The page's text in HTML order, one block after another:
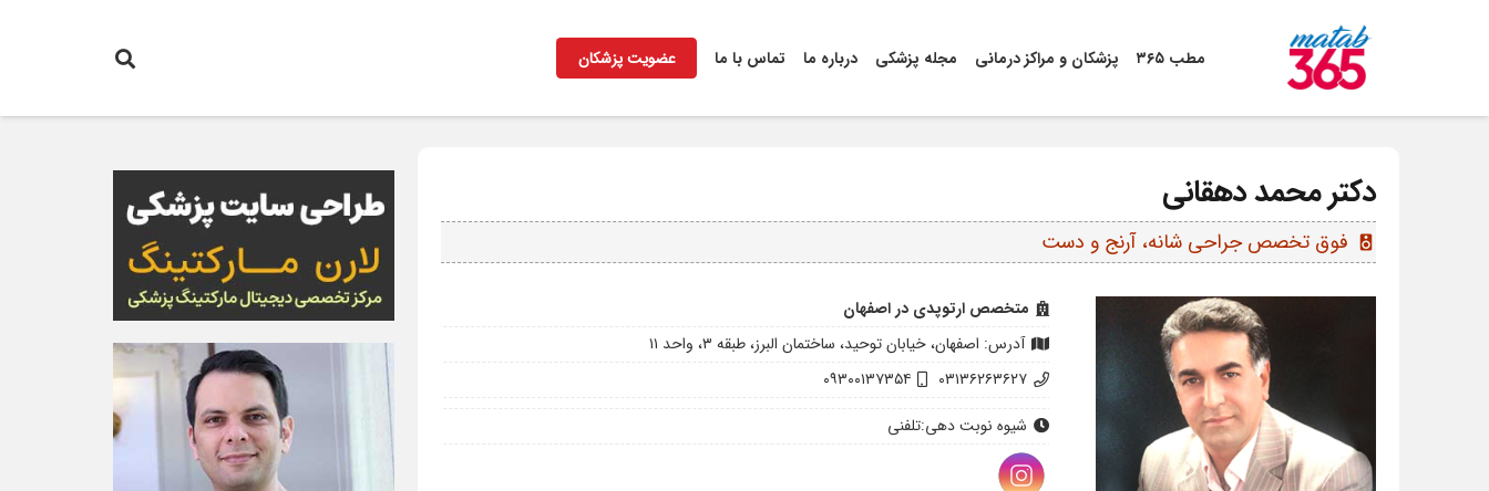
مطب ۳۶۵ پزشکان و مراکز درمانی مجله پزشکی درباره ما تماس با ما عضویت پزشکان
دکتر محمد دهقانی
speaker فوق تخصص جراحی شانه، آرنج و دست
متخصص ارتوپدی در اصفهان
آدرس: اصفهان، خیابان توحید، ساختمان البرز، طبقه ۳، واحد ۱۱
۰۳۱۳۶۲۶۳۶۲۷
۰۹۳۰۰۱۳۷۳۵۴
شیوه نوبت دهی:تلفنی